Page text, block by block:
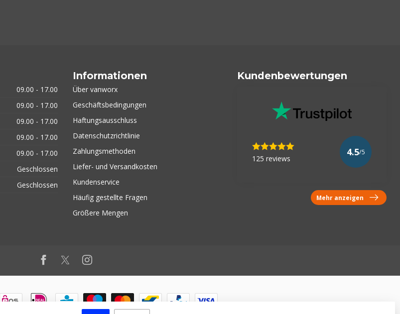
09.00 - 17.00
09.00 - 17.00
09.00 - 17.00
09.00 - 17.00
09.00 - 17.00
Geschlossen
Geschlossen
Informationen
Über vanworx
Geschäftsbedingungen
Haftungsausschluss
Datenschutzrichtlinie
Zahlungsmethoden
Liefer- und Versandkosten
Kundenservice
Häufig gestellte Fragen
Größere Mengen
Kundenbewertungen
125 reviews
4.5/5
Mehr anzeigen